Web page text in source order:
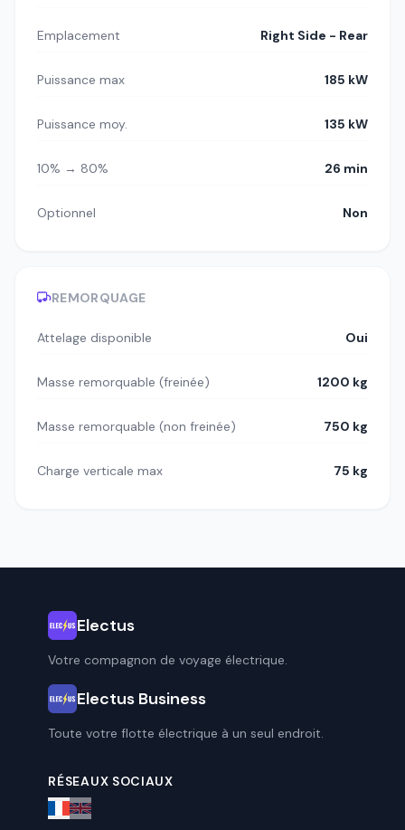
Emplacement Right Side - Rear
Puissance max 185 kW
Puissance moy. 135 kW
10% → 80% 26 min
Optionnel Non
REMORQUAGE
Attelage disponible Oui
Masse remorquable (freinée) 1200 kg
Masse remorquable (non freinée) 750 kg
Charge verticale max 75 kg
Electus
Votre compagnon de voyage électrique.
Electus Business
Toute votre flotte électrique à un seul endroit.
RÉSEAUX SOCIAUX